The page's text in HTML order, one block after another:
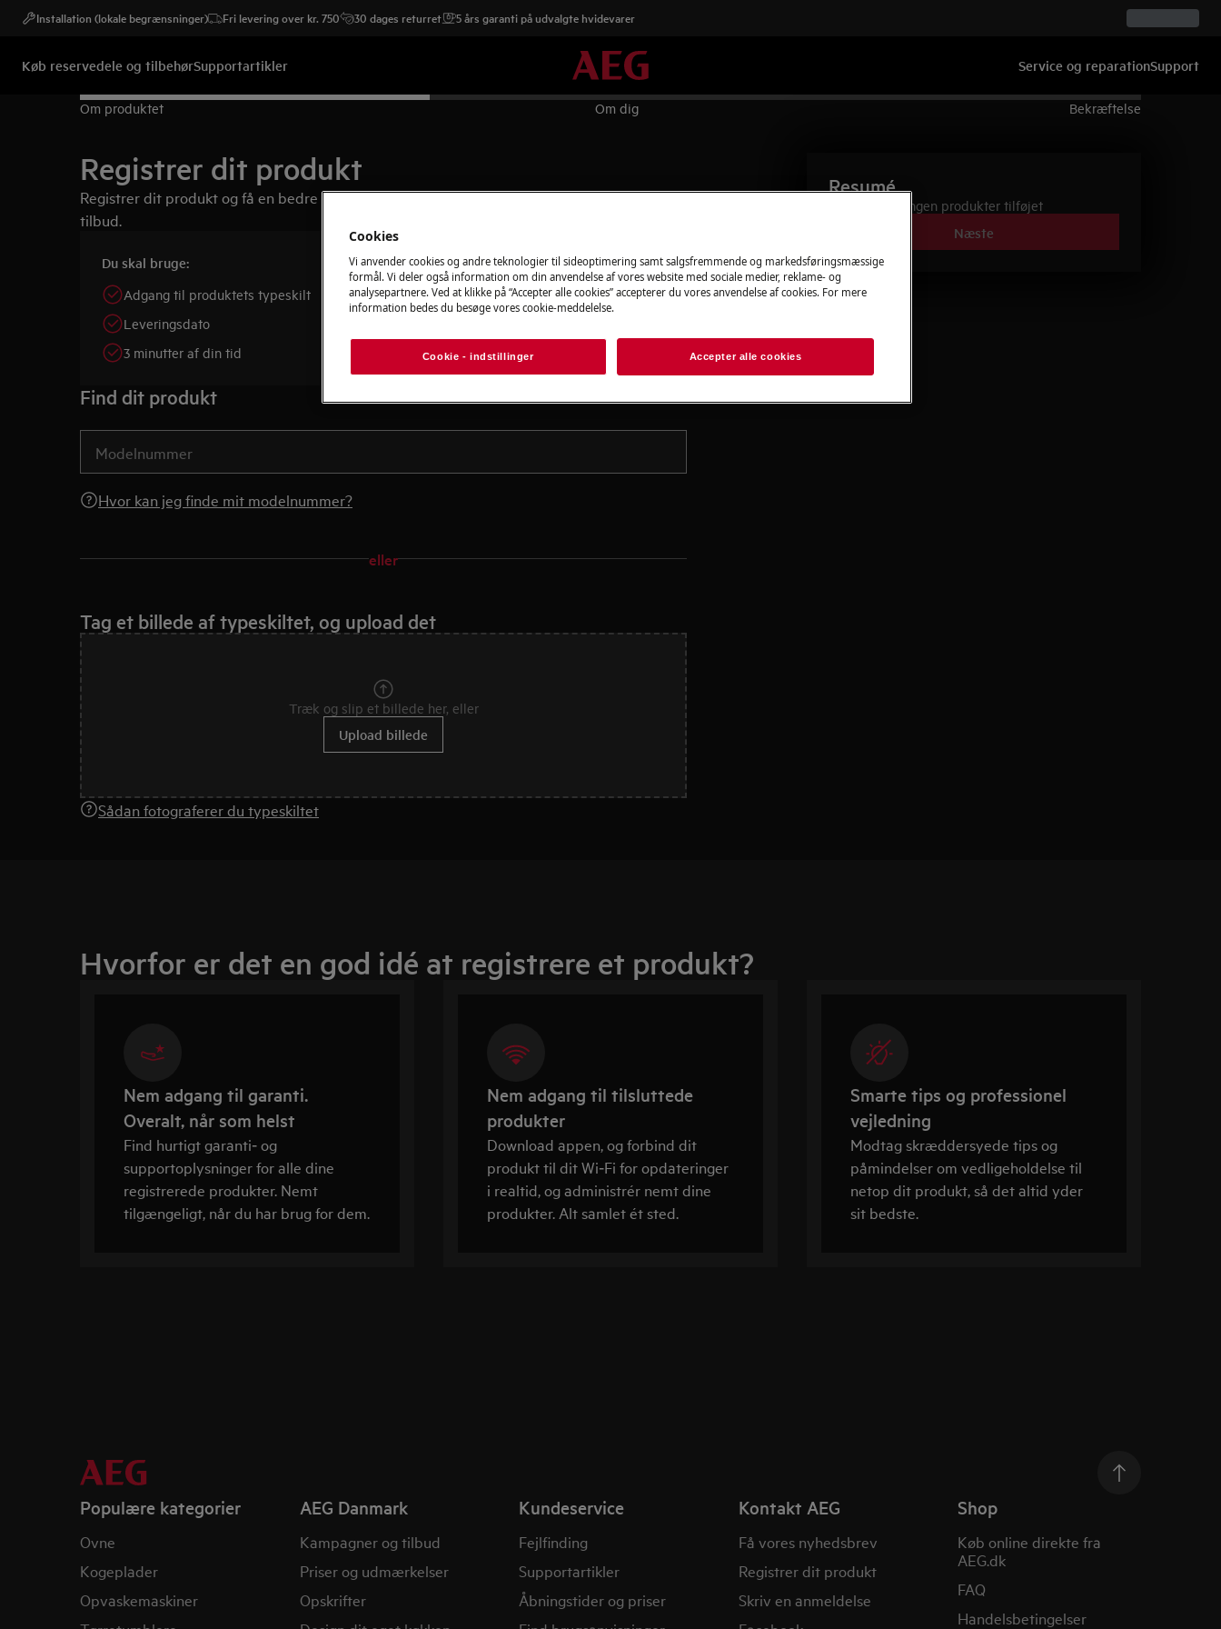
Installation (lokale begrænsninger) Fri levering over kr. 750 30 dages returret 5 års garanti på udvalgte hvidevarer
Køb reservedele og tilbehørSupportartikler Service og reparationSupport
Om produktet Om dig Bekræftelse
Registrer dit produkt
Registrer dit produkt og få en bedre oplevelse – inklusive personlig support og unikke
tilbud.
Du skal bruge:
Adgang til produktets typeskilt
Leveringsdato
3 minutter af din tid
Find dit produkt
Hvor kan jeg finde mit modelnummer?
eller
Tag et billede af typeskiltet, og upload det
Træk og slip et billede her, eller
Upload billede
Sådan fotograferer du typeskiltet
Resumé
Ingen produkter tilføjet
Næste
Hvorfor er det en god idé at registrere et produkt?
Nem adgang til garanti.
Overalt, når som helst
Find hurtigt garanti‑ og
supportoplysninger for alle dine
registrerede produkter. Nemt
tilgængeligt, når du har brug for dem.
Nem adgang til tilsluttede
produkter
Download appen, og forbind dit
produkt til dit Wi‑Fi for opdateringer
i realtid, og administrér nemt dine
produkter. Alt samlet ét sted.
Smarte tips og professionel
vejledning
Modtag skræddersyede tips og
påmindelser om vedligeholdelse til
netop dit produkt, så det altid yder
sit bedste.
Populære kategorier
Ovne
Kogeplader
Opvaskemaskiner
AEG Danmark
Kampagner og tilbud
Priser og udmærkelser
Opskrifter
Kundeservice
Fejlfinding
Supportartikler
Åbningstider og priser
Kontakt AEG
Få vores nyhedsbrev
Registrer dit produkt
Skriv en anmeldelse
Shop
Køb online direkte fra
AEG.dk
FAQ
Handelsbetingelser
Cookies
Vi anvender cookies og andre teknologier til sideoptimering samt salgsfremmende og markedsføringsmæssige
formål. Vi deler også information om din anvendelse af vores website med sociale medier, reklame- og
analysepartnere. Ved at klikke på “Accepter alle cookies” accepterer du vores anvendelse af cookies. For mere
information bedes du besøge vores cookie-meddelelse.
Cookie - indstillinger Accepter alle cookies